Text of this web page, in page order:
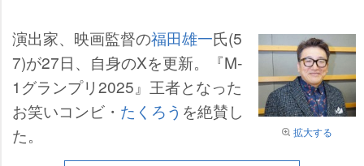
拡大する
演出家、映画監督の福田雄一氏(5
7)が27日、自身のXを更新。『M‐
1グランプリ2025』王者となった
お笑いコンビ・ たくろう を絶賛し
た。